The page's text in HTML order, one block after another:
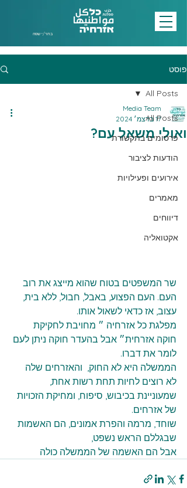
בחר/י שפה
פוסט
All Posts
פרסומים בתקשורת
הודעות לציבור
אירועים ופעילויות
מאמרים
דיווחים
אקטואליה
All Posts
ואולי משאל עם?
Media Team
17 בדצמ׳ 2024
שר המשפטים בטוח שהוא מייצג את רוב
העם. העם הפצוע, באבל, חבול, ללא בית,
עצוב, אז כדאי לשאול אותו.
מפלגת כל אזרחיה ״ מחויבת לחקיקת
חוקה אזרחית״ אבל בהעדר חוקה ניתן לעם
לומר את דברו.
הממשלה היא לא החוק,  והאזרחים שלה
לא רוצים לחיות תחת רשות אחת,
שמעוניינת בכיבוש, סיפוח, ומחיקת הזכויות
של אזרחים.
שוחד, מרמה והפרת אמונים, הם האשמות
שבגללם הראש נשפט,
אבל הם האשמה של הממשלה כולה